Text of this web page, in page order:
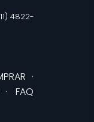
4822-
·
· FAQ